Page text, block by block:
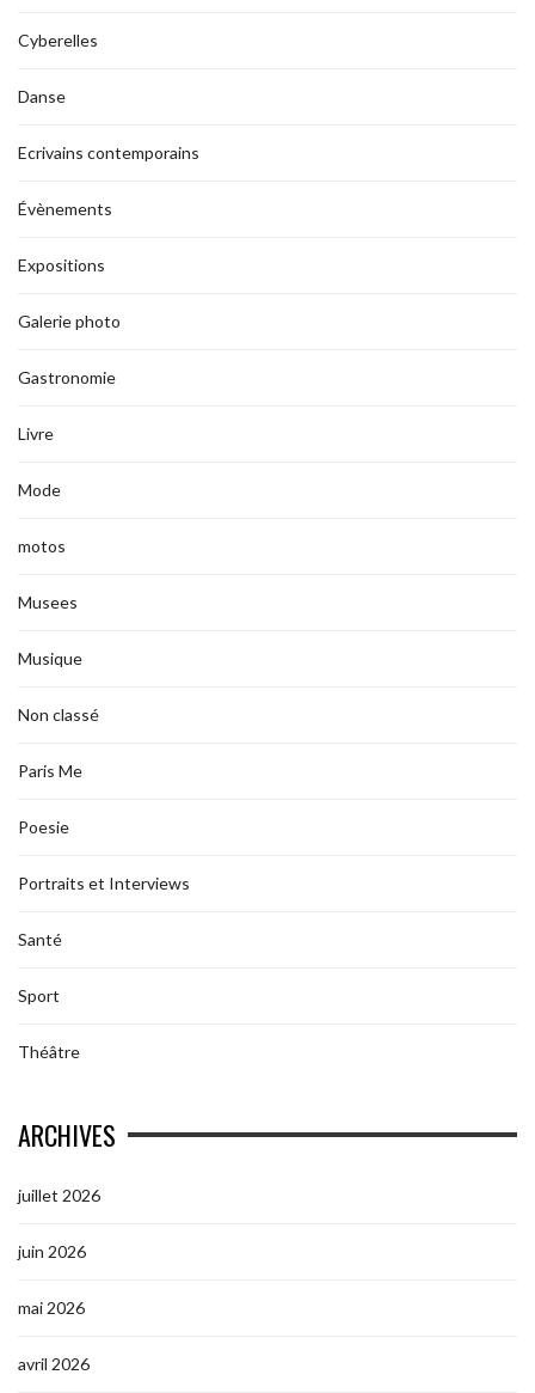
Cyberelles
Danse
Ecrivains contemporains
Évènements
Expositions
Galerie photo
Gastronomie
Livre
Mode
motos
Musees
Musique
Non classé
Paris Me
Poesie
Portraits et Interviews
Santé
Sport
Théâtre
ARCHIVES
juillet 2026
juin 2026
mai 2026
avril 2026